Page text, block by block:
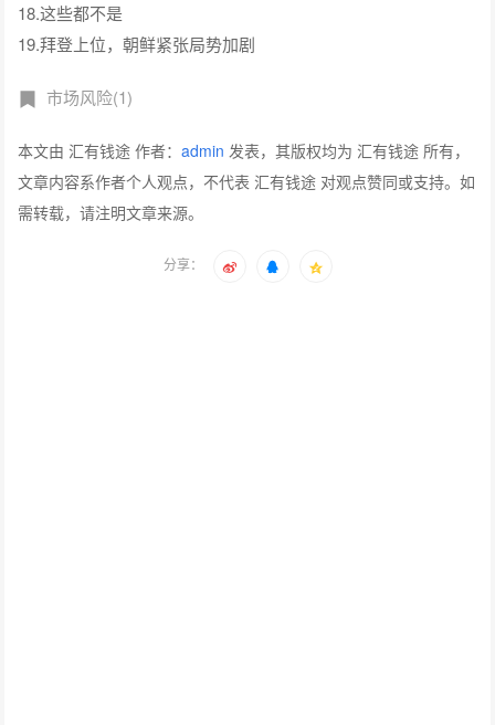
18.这些都不是
19.拜登上位，朝鲜紧张局势加剧
市场风险(1)
本文由 汇有钱途 作者：admin 发表，其版权均为 汇有钱途 所有，
文章内容系作者个人观点，不代表 汇有钱途 对观点赞同或支持。如
需转载，请注明文章来源。
分享：